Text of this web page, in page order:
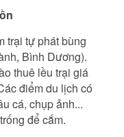
trại tự phát bùng
Bình Dương).
thuê lều trại giá
điểm du lịch có
cá, chụp ảnh...
để cắm.